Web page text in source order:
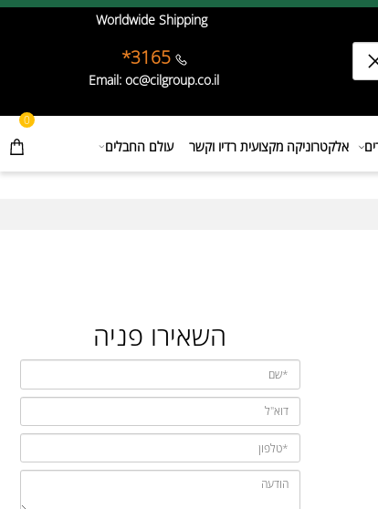
Worldwide Shipping
3165*
Email: oc@cilgroup.co.il
0
אלקטרוניקה מקצועית רדיו וקשר עולם החבלים
השאירו פניה